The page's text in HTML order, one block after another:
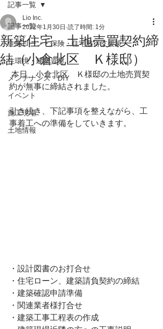
記事一覧
住宅ローン・保険・住宅取得支援策
住環境・建築資材
メンテナンス・DIY
イベント
施工現場
土地情報
記事一覧
新築住宅 土地売買契約締
結（小倉北区 Ｋ様邸）
Lio Inc.
2022年1月30日 読了時間: 1分
約が無事に締結されました。
引き続き、下記事項を整えながら、工
事着工への準備をしていきます。
・設計図書のお打合せ
・住宅ローン、建築請負契約の締結
・建築確認申請準備
・関連業者様打合せ
・建築工事工程表の作成